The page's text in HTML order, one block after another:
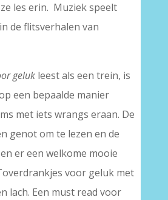
les erin. Muziek speelt
de flitsverhalen van
gelukleest als een trein, is
een bepaalde manier
met iets wrangs eraan. De
genot om te lezen en de
er een welkome mooie
voor geluk met
lach. Een must read voor